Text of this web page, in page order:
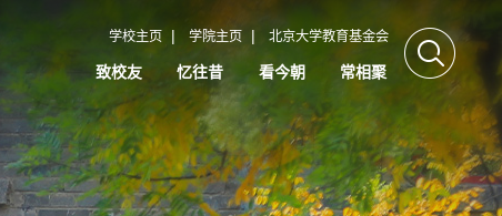
学校主页 | 学院主页 | 北京大学教育基金会
致校友 忆往昔 看今朝 常相聚